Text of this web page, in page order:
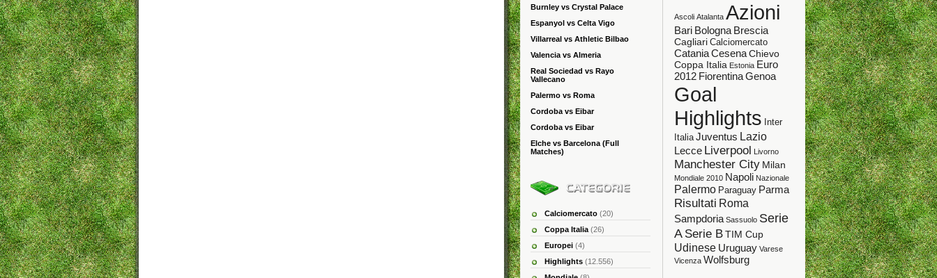
Burnley vs Crystal Palace
Espanyol vs Celta Vigo
Villarreal vs Athletic Bilbao
Valencia vs Almeria
Real Sociedad vs Rayo
Vallecano
Palermo vs Roma
Cordoba vs Eibar
Cordoba vs Eibar
Elche vs Barcelona (Full
Matches)
Calciomercato (20)
Coppa Italia (26)
Europei (4)
Highlights (12.556)
Ascoli Atalanta Azioni
Bari Bologna Brescia
Cagliari Calciomercato
CataniaCesenaChievo
Coppa Italia Estonia Euro
2012 FiorentinaGenoa
Goal
Highlights Inter
Italia Juventus Lazio
Lecce Liverpool Livorno
Manchester City Milan
Mondiale 2010 Napoli Nazionale
Palermo Paraguay Parma
Risultati Roma
Sampdoria Sassuolo Serie
A Serie BTIM Cup
Udinese Uruguay Varese
Vicenza Wolfsburg